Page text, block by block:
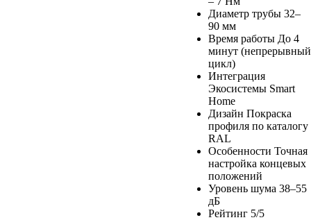
Диаметр трубы 32–
90 мм
Время работы До 4
минут (непрерывный
цикл)
Интеграция
Экосистемы Smart
Home
Дизайн Покраска
профиля по каталогу
RAL
Особенности Точная
настройка концевых
положений
Уровень шума 38–55
дБ
Рейтинг 5/5